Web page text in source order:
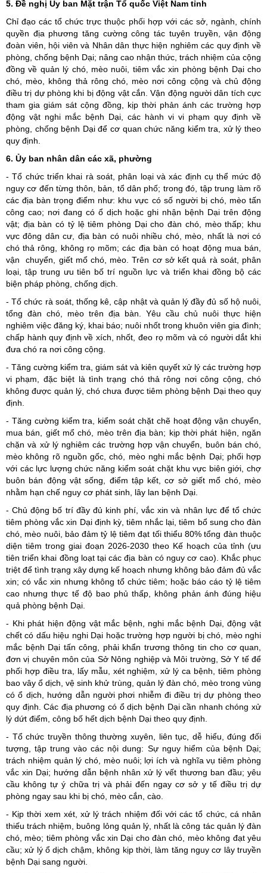
5. Đề nghị Ủy ban Mặt trận Tổ quốc Việt Nam tỉnh
Chỉ đạo các tổ chức trực thuộc phối hợp với các sở, ngành, chính
quyền địa phương tăng cường công tác tuyên truyền, vận động
đoàn viên, hội viên và Nhân dân thực hiện nghiêm các quy định về
phòng, chống bệnh Dại; nâng cao nhận thức, trách nhiệm của cộng
đồng về quản lý chó, mèo nuôi, tiêm vắc xin phòng bệnh Dại cho
chó, mèo, không thả rông chó, mèo nơi công cộng và chủ động
điều trị dự phòng khi bị động vật cắn. Vận động người dân tích cực
tham gia giám sát cộng đồng, kịp thời phản ánh các trường hợp
động vật nghi mắc bệnh Dại, các hành vi vi phạm quy định về
phòng, chống bệnh Dại để cơ quan chức năng kiểm tra, xử lý theo
quy định.
6. Ủy ban nhân dân các xã, phường
- Tổ chức triển khai rà soát, phân loại và xác định cụ thể mức độ
nguy cơ đến từng thôn, bản, tổ dân phố; trong đó, tập trung làm rõ
các địa bàn trọng điểm như: khu vực có số người bị chó, mèo tấn
công cao; nơi đang có ổ dịch hoặc ghi nhận bệnh Dại trên động
vật; địa bàn có tỷ lệ tiêm phòng Dại cho đàn chó, mèo thấp; khu
vực đông dân cư, địa bàn có nuôi nhiều chó, mèo, nhất là nơi có
chó thả rông, không rọ mõm; các địa bàn có hoạt động mua bán,
vận chuyển, giết mổ chó, mèo. Trên cơ sở kết quả rà soát, phân
loại, tập trung ưu tiên bố trí nguồn lực và triển khai đồng bộ các
biện pháp phòng, chống dịch.
- Tổ chức rà soát, thống kê, cập nhật và quản lý đầy đủ số hộ nuôi,
tổng đàn chó, mèo trên địa bàn. Yêu cầu chủ nuôi thực hiện
nghiêm việc đăng ký, khai báo; nuôi nhốt trong khuôn viên gia đình;
chấp hành quy định về xích, nhốt, đeo rọ mõm và có người dắt khi
đưa chó ra nơi công cộng.
- Tăng cường kiểm tra, giám sát và kiên quyết xử lý các trường hợp
vi phạm, đặc biệt là tình trạng chó thả rông nơi công cộng, chó
không được quản lý, chó chưa được tiêm phòng bệnh Dại theo quy
định.
- Tăng cường kiểm tra, kiểm soát chặt chẽ hoạt động vận chuyển,
mua bán, giết mổ chó, mèo trên địa bàn; kịp thời phát hiện, ngăn
chặn và xử lý nghiêm các trường hợp vận chuyển, buôn bán chó,
mèo không rõ nguồn gốc, chó, mèo nghi mắc bệnh Dại; phối hợp
với các lực lượng chức năng kiểm soát chặt khu vực biên giới, chợ
buôn bán động vật sống, điểm tập kết, cơ sở giết mổ chó, mèo
nhằm hạn chế nguy cơ phát sinh, lây lan bệnh Dại.
- Chủ động bố trí đầy đủ kinh phí, vắc xin và nhân lực để tổ chức
tiêm phòng vắc xin Dại định kỳ, tiêm nhắc lại, tiêm bổ sung cho đàn
chó, mèo nuôi, bảo đảm tỷ lệ tiêm đạt tối thiểu 80% tổng đàn thuộc
diện tiêm trong giai đoạn 2026-2030 theo Kế hoạch của tỉnh (ưu
tiên triển khai đồng loạt tại các địa bàn có nguy cơ cao). Khắc phục
triệt để tình trạng xây dựng kế hoạch nhưng không bảo đảm đủ vắc
xin; có vắc xin nhưng không tổ chức tiêm; hoặc báo cáo tỷ lệ tiêm
cao nhưng thực tế độ bao phủ thấp, không phản ánh đúng hiệu
quả phòng bệnh Dại.
- Khi phát hiện động vật mắc bệnh, nghi mắc bệnh Dại, động vật
chết có dấu hiệu nghi Dại hoặc trường hợp người bị chó, mèo nghi
mắc bệnh Dại tấn công, phải khẩn trương thông tin cho cơ quan,
đơn vị chuyên môn của Sở Nông nghiệp và Môi trường, Sở Y tế để
phối hợp điều tra, lấy mẫu, xét nghiệm, xử lý ca bệnh, tiêm phòng
bao vây ổ dịch, vệ sinh khử trùng, quản lý đàn chó, mèo trong vùng
có ổ dịch, hướng dẫn người phơi nhiễm đi điều trị dự phòng theo
quy định. Các địa phương có ổ dịch bệnh Dại cần nhanh chóng xử
lý dứt điểm, công bố hết dịch bệnh Dại theo quy định.
- Tổ chức truyền thông thường xuyên, liên tục, dễ hiểu, đúng đối
tượng, tập trung vào các nội dung: Sự nguy hiểm của bệnh Dại;
trách nhiệm quản lý chó, mèo nuôi; lợi ích và nghĩa vụ tiêm phòng
vắc xin Dại; hướng dẫn bệnh nhân xử lý vết thương ban đầu; yêu
cầu không tự ý chữa trị và phải đến ngay cơ sở y tế điều trị dự
phòng ngay sau khi bị chó, mèo cắn, cào.
- Kịp thời xem xét, xử lý trách nhiệm đối với các tổ chức, cá nhân
thiếu trách nhiệm, buông lỏng quản lý, nhất là công tác quản lý đàn
chó, mèo; tiêm phòng vắc xin Dại cho đàn chó, mèo không đạt yêu
cầu; xử lý ổ dịch chậm, không kịp thời, làm tăng nguy cơ lây truyền
bệnh Dại sang người.